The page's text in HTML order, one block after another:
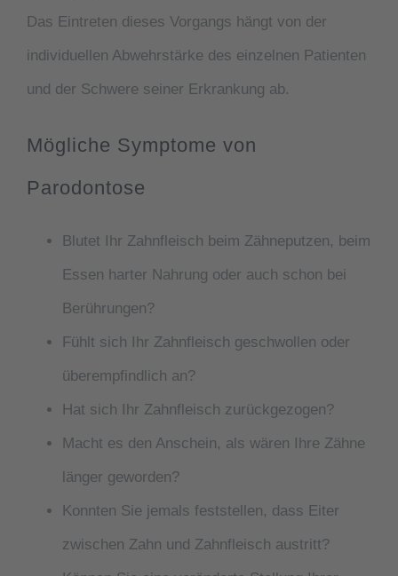
Das Eintreten dieses Vorgangs hängt von der
individuellen Abwehrstärke des einzelnen Patienten
und der Schwere seiner Erkrankung ab.
Mögliche Symptome von
Parodontose
Blutet Ihr Zahnfleisch beim Zähneputzen, beim
Essen harter Nahrung oder auch schon bei
Berührungen?
Fühlt sich Ihr Zahnfleisch geschwollen oder
überempfindlich an?
Hat sich Ihr Zahnfleisch zurückgezogen?
Macht es den Anschein, als wären Ihre Zähne
länger geworden?
Konnten Sie jemals feststellen, dass Eiter
zwischen Zahn und Zahnfleisch austritt?